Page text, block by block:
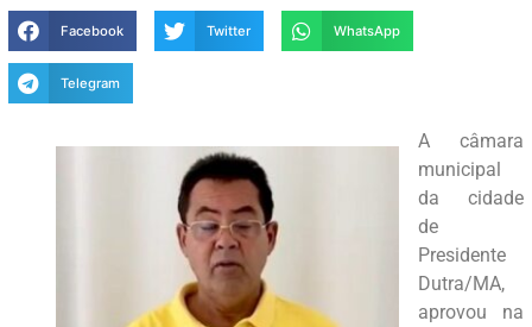
Facebook Twitter WhatsApp
Telegram
A câmara
municipal
da cidade
de
Presidente
Dutra/MA,
aprovou na